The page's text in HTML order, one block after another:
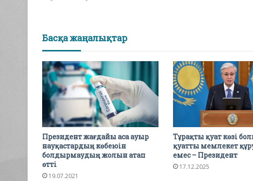
Басқа жаңалықтар
Президент жағдайы аса ауыр
науқастардың көбеюін
болдырмаудың жолын атап
өтті
19.07.2021
Тұрақты қуат көзі
қуатты мемлекет
емес – Президент
17.12.2025